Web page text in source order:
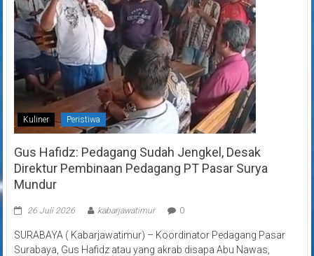
Kuliner Peristiwa
Gus Hafidz: Pedagang Sudah Jengkel, Desak
Direktur Pembinaan Pedagang PT Pasar Surya
Mundur
26 Juli 2026 kabarjawatimur 0
SURABAYA ( Kabarjawatimur) – Koordinator Pedagang Pasar
Surabaya, Gus Hafidz atau yang akrab disapa Abu Nawas,